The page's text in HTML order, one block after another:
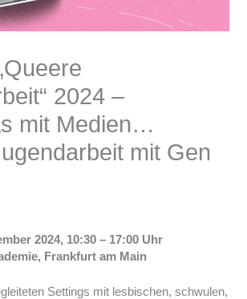
2024 –
mit Medien…
mit Gen
2024, 10:30 – 17:00 Uhr
Frankfurt am Main
Settings mit lesbischen, schwulen,